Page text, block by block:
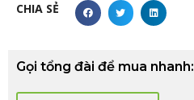
CHIA SẺ
Gọi tổng đài để mua nhanh: